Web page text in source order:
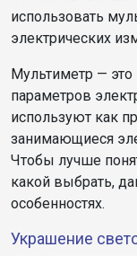
использовать
электрических
Мультиметр —
параметров
используют как
занимающиеся
Чтобы лучше
какой выбрать,
особенностях.
Украшение